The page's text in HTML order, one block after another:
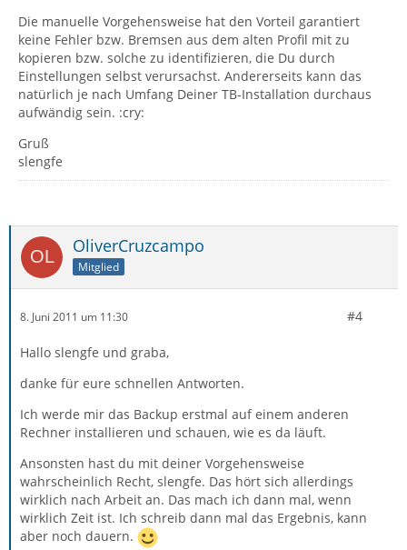
Die manuelle Vorgehensweise hat den Vorteil garantiert
keine Fehler bzw. Bremsen aus dem alten Profil mit zu
kopieren bzw. solche zu identifizieren, die Du durch
Einstellungen selbst verursachst. Andererseits kann das
natürlich je nach Umfang Deiner TB-Installation durchaus
aufwändig sein. :cry:
Gruß
slengfe
OliverCruzcampo
Mitglied
8. Juni 2011 um 11:30 #4
Hallo slengfe und graba,
danke für eure schnellen Antworten.
Ich werde mir das Backup erstmal auf einem anderen
Rechner installieren und schauen, wie es da läuft.
Ansonsten hast du mit deiner Vorgehensweise
wahrscheinlich Recht, slengfe. Das hört sich allerdings
wirklich nach Arbeit an. Das mach ich dann mal, wenn
wirklich Zeit ist. Ich schreib dann mal das Ergebnis, kann
aber noch dauern.